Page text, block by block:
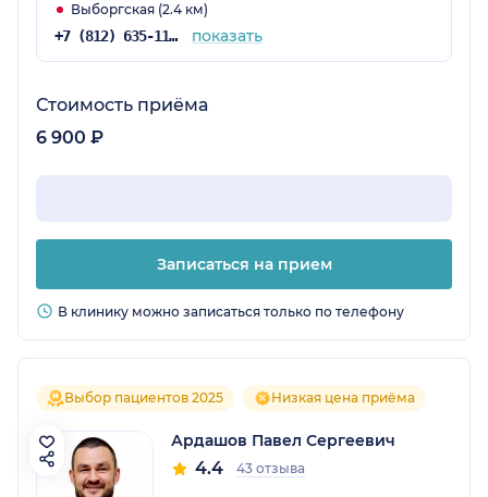
Выборгская (2.4 км)
+7 (812) 635-11-79 показать
Стоимость приёма
6 900 ₽
Записаться на прием
В клинику можно записаться только по телефону
Выбор пациентов 2025 Низкая цена приёма
Ардашов Павел Сергеевич
4.4 43 отзыва